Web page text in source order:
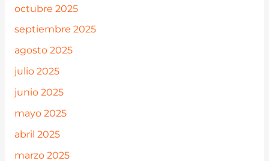
octubre 2025
septiembre 2025
agosto 2025
julio 2025
junio 2025
mayo 2025
abril 2025
marzo 2025